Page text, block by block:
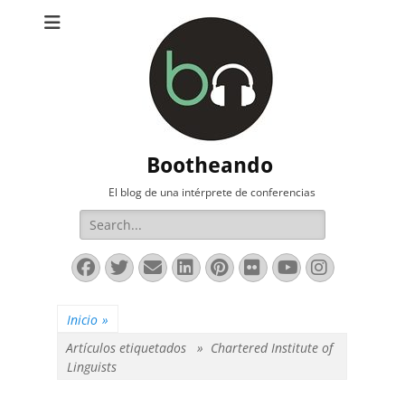
Bootheando
El blog de una intérprete de conferencias
Buscar:
Facebook
Twitter
Correo
electrónico
LinkedIn
Pinterest
FlickrYouTube
Inicio »
Artículos etiquetados » Chartered Institute of
Linguists